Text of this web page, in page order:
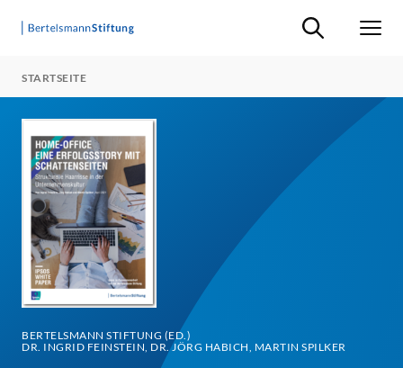
Suche ein-/
STARTSEITE
BERTELSMANN STIFTUNG (ED.)
DR. INGRID FEINSTEIN, DR. JÖRG HABICH, MARTIN SPILKER